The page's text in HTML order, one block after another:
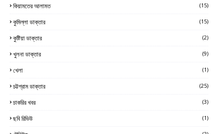
কিয়ামতের আলামত (15)
কুমিল্লা ডাক্তার (15)
কুষ্টিয়া ডাক্তার (2)
খুলনা ডাক্তার (9)
খেলা (1)
চট্টগ্রাম ডাক্তার (25)
চাকরির খবর (3)
ছবি রিভিউ (1)